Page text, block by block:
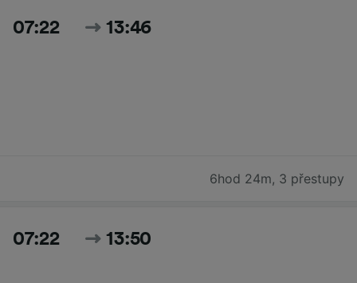
07:22 13:46
6hod 24m, 3 přestupy
07:22 13:50